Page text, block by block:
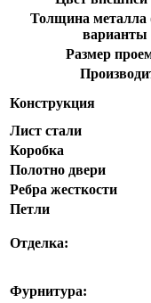
Толщина металла
Размер
Конструкция
Лист стали
Коробка
Полотно двери
Ребра жесткости
Петли
Отделка:
Фурнитура: